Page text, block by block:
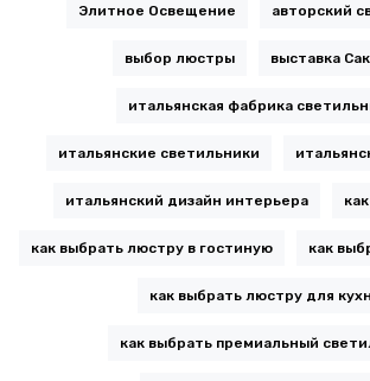
Элитное Освещение авторский
выбор люстры выставка
итальянская фабрика
итальянские светильники
итальянский дизайн интерьера
как выбрать люстру в гостиную как
как выбрать люстру для
как выбрать премиальный